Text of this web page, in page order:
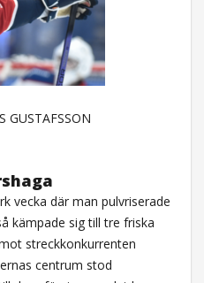
GUSTAFSSON
vecka där man pulvriserade
kämpade sig till tre friska
streckkonkurrenten
centrum stod